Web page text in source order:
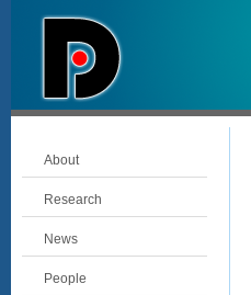
About
Research
News
People